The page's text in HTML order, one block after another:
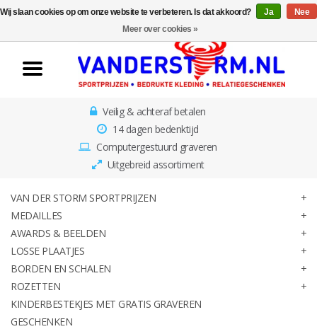
Home
Van der Storm
Sportprijzen
Awards & Beelden
Losse Plaatjes
Borden en schalen
Rozetten
Kinderbestekjes met gratis
Veilig & achteraf betalen
14 dagen bedenktijd
Computergestuurd graveren
Uitgebreid assortiment
VAN DER STORM SPORTPRIJZEN
MEDAILLES
AWARDS & BEELDEN
LOSSE PLAATJES
BORDEN EN SCHALEN
ROZETTEN
KINDERBESTEKJES MET GRATIS GRAVEREN
GESCHENKEN
Wij slaan cookies op om onze website te verbeteren. Is dat akkoord? Ja
Nee
Meer over cookies »